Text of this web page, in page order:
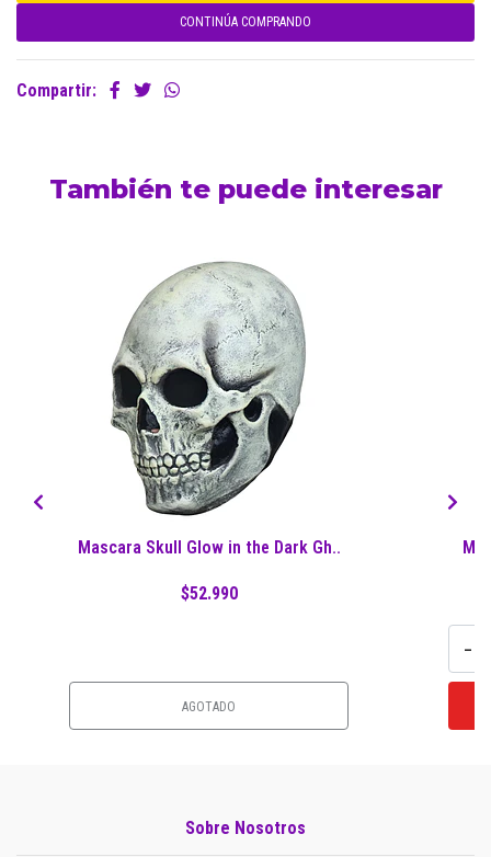
CONTINÚA COMPRANDO
Compartir:
También te puede interesar
Mascara Skull Glow in the Dark Gh..
$52.990
AGOTADO
-
Sobre Nosotros